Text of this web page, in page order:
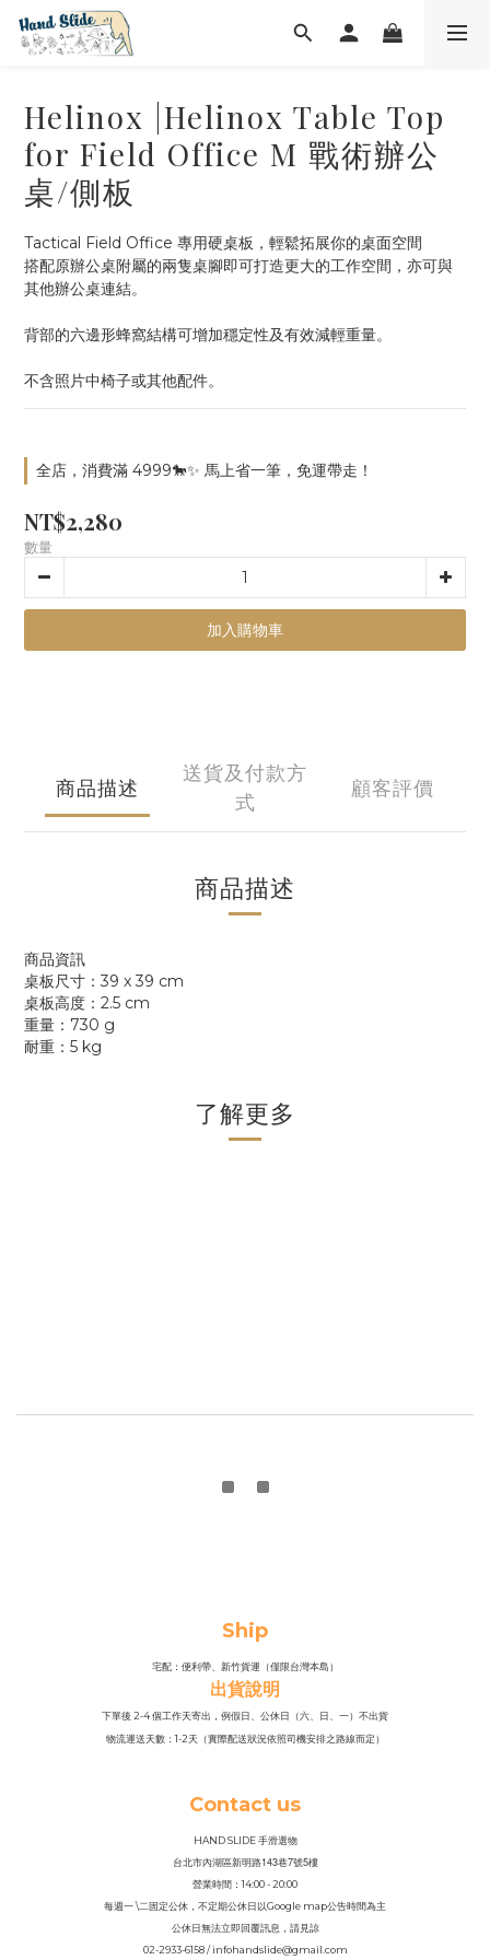
Helinox |Helinox Table Top
for Field Office M 戰術辦公
桌/側板
Tactical Field Office 專用硬桌板，輕鬆拓展你的桌面空間
搭配原辦公桌附屬的兩隻桌腳即可打造更大的工作空間，亦可與
其他辦公桌連結。
背部的六邊形蜂窩結構可增加穩定性及有效減輕重量。
不含照片中椅子或其他配件。
全店，消費滿 4999🐎✨ 馬上省一筆，免運帶走！
NT$2,280
數量
加入購物車
商品描述
送貨及付款方
式
顧客評價
商品描述
商品資訊
桌板尺寸：39 x 39 cm
桌板高度：2.5 cm
重量：730 g
耐重：5 kg
了解更多
Ship
宅配：便利帶、新竹貨運（僅限台灣本島）
出貨說明
下單後 2-4 個工作天寄出，例假日、公休日（六、日、一）不出貨
物流運送天數：1-2天（實際配送狀況依照司機安排之路線而定）
Contact us
HAND SLIDE 手滑選物
台北市內湖區新明路143巷7號5樓
營業時間：14:00 - 20:00
每週一 \二固定公休，不定期公休日以Google map公告時間為主
公休日無法立即回覆訊息，請見諒
02-2933-6158 / infohandslide@gmail.com